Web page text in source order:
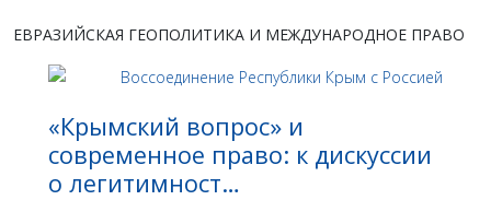
ЕВРАЗИЙСКАЯ ГЕОПОЛИТИКА И МЕЖДУНАРОДНОЕ ПРАВО
«Крымский вопрос» и
современное право: к дискуссии
о легитимност…